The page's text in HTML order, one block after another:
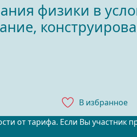
физики в
В избранноe
от тарифа. Если Вы участник